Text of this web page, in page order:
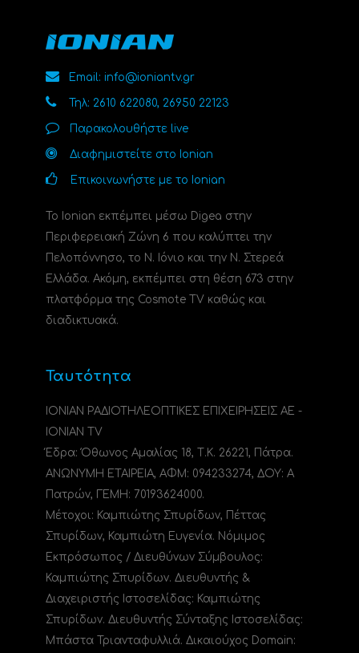
Email: info@ioniantv.gr
Τηλ: 2610 622080, 26950 22123
Παρακολουθήστε live
Διαφημιστείτε στο Ionian
Επικοινωνήστε με το Ionian
Το Ionian εκπέμπει μέσω Digea στην
Περιφερειακή Ζώνη 6 που καλύπτει την
Πελοπόννησο, το N. Ιόνιο και την Ν. Στερεά
Ελλάδα. Ακόμη, εκπέμπει στη θέση 673 στην
πλατφόρμα της Cosmote TV καθώς και
διαδικτυακά.
Ταυτότητα
ΙΟΝΙΑΝ ΡΑΔΙΟΤΗΛΕΟΠΤΙΚΕΣ ΕΠΙΧΕΙΡΗΣΕΙΣ ΑΕ -
IONIAN TV
Έδρα: Όθωνος Αμαλίας 18, Τ.Κ. 26221, Πάτρα.
ΑΝΩΝΥΜΗ ΕΤΑΙΡΕΙΑ, ΑΦΜ: 094233274, ΔΟΥ: A
Πατρών, ΓΕΜΗ: 70193624000.
Μέτοχοι: Καμπιώτης Σπυρίδων, Πέττας
Σπυρίδων, Καμπιώτη Ευγενία. Νόμιμος
Εκπρόσωπος / Διευθύνων Σύμβουλος:
Καμπιώτης Σπυρίδων. Διευθυντής &
Διαχειριστής Ιστοσελίδας: Καμπιώτης
Σπυρίδων. Διευθυντής Σύνταξης Ιστοσελίδας:
Μπάστα Τριανταφυλλιά. Δικαιούχος Domain: